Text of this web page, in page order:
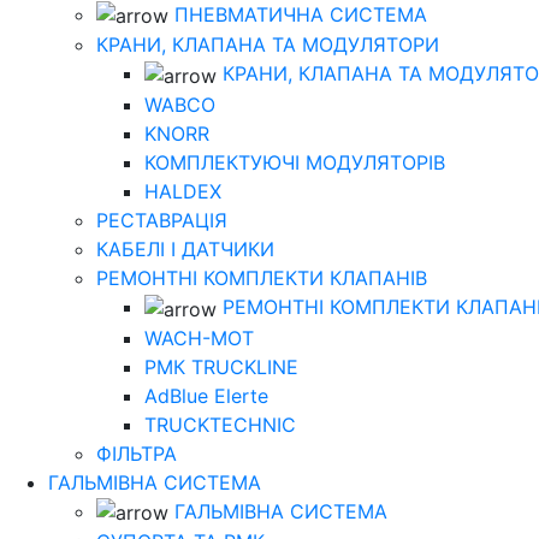
ПНЕВМАТИЧНА СИСТЕМА
КРАНИ, КЛАПАНА ТА МОДУЛЯТОРИ
КРАНИ, КЛАПАНА ТА
WABCO
KNORR
КОМПЛЕКТУЮЧІ МОДУЛЯТОРІВ
HALDEX
РЕСТАВРАЦІЯ
КАБЕЛІ І ДАТЧИКИ
РЕМОНТНІ КОМПЛЕКТИ КЛАПАНІВ
РЕМОНТНІ КОМПЛЕКТИ
WACH-MOT
РМК TRUCKLINE
AdBlue Elerte
TRUCKTECHNIC
ФІЛЬТРА
ГАЛЬМІВНА СИСТЕМА
ГАЛЬМІВНА СИСТЕМА